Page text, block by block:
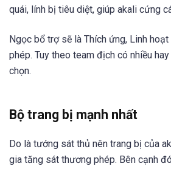
quái, lính bị tiêu diệt, giúp akali cứng
Ngọc bổ trợ sẽ là Thích ứng, Linh
phép. Tuy theo team địch có nhiều
chọn.
Bộ trang bị mạnh nhất
Do là tướng sát thủ nên trang bị của
gia tăng sát thương phép. Bên cạnh